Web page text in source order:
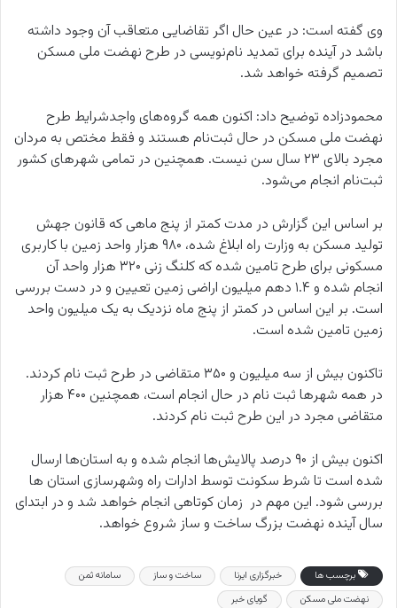
وی گفته است: در عین حال اگر تقاضایی متعاقب آن وجود داشته
باشد در آینده برای تمدید نام‌نویسی در طرح نهضت ملی مسکن
تصمیم گرفته خواهد شد.
محمودزاده توضیح داد: اکنون همه گروه‌های واجدشرایط طرح
نهضت ملی مسکن در حال ثبت‌نام هستند و فقط مختص به مردان
مجرد بالای ۲۳ سال سن نیست. همچنین در تمامی شهرهای کشور
ثبت‌نام انجام می‌شود.
بر اساس این گزارش در مدت کمتر از پنج ماهی که قانون جهش
تولید مسکن به وزارت راه ابلاغ شده، ۹۸۰ هزار واحد زمین با کاربری
مسکونی برای طرح تامین شده که کلنگ زنی ۳۲۰ هزار واحد آن
انجام شده و ۱.۴ دهم میلیون اراضی زمین تعیین و در دست بررسی
است. بر این اساس در کمتر از پنج ماه نزدیک به یک میلیون واحد
زمین تامین شده است.
تاکنون بیش از سه میلیون و ۳۵۰ متقاضی در طرح ثبت نام کردند.
در همه شهرها ثبت نام در حال انجام است، همچنین ۴۰۰ هزار
متقاضی مجرد در این طرح ثبت نام کردند.
اکنون بیش از ۹۰ درصد پالایش‌ها انجام شده و به استان‌ها ارسال
شده است تا شرط سکونت توسط ادارات راه وشهرسازی استان ها
بررسی شود. این مهم در زمان کوتاهی انجام خواهد شد و در ابتدای
سال آینده نهضت بزرگ ساخت و ساز شروع خواهد.
برچسب ها خبرگزاری ایرنا ساخت و ساز
سامانه ثمن
نهضت ملی مسکن
گویای خبر